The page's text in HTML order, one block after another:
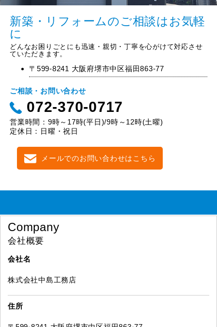
新築・リフォームのご相談はお気軽
に
どんなお困りごとにも迅速・親切・丁寧を心がけて対応させ
ていただきます。
〒599-8241 大阪府堺市中区福田863-77
ご相談・お問い合わせ
072-370-0717
営業時間：9時～17時(平日)/9時～12時(土曜)
定休日：日曜・祝日
メールでのお問い合わせはこちら
Company
会社概要
会社名
株式会社中島工務店
住所